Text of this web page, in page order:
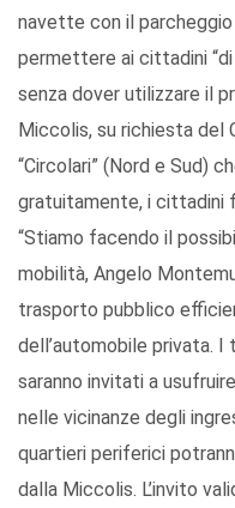
navette con il parcheggio
permettere ai cittadini
senza dover utilizzare il
Miccolis, su richiesta del
“Circolari” (Nord e Sud)
gratuitamente, i cittadini
“Stiamo facendo il
mobilità, Angelo
trasporto pubblico
dell’automobile privata.
saranno invitati a
nelle vicinanze degli
quartieri periferici
dalla Miccolis. L’invito